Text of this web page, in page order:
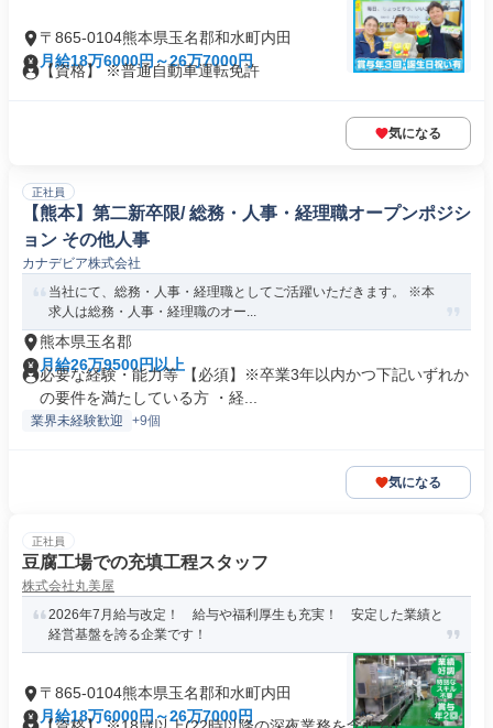
〒865-0104熊本県玉名郡和水町内田
月給18万6000円～26万7000円
【資格】 ※普通自動車運転免許
気になる
正社員
【熊本】第二新卒限/ 総務・人事・経理職オープンポジシ
ョン その他人事
カナデビア株式会社
当社にて、総務・人事・経理職としてご活躍いただきます。 ※本
求人は総務・人事・経理職のオー...
熊本県玉名郡
月給26万9500円以上
必要な経験・能力等 【必須】※卒業3年以内かつ下記いずれか
の要件を満たしている方 ・経...
業界未経験歓迎 +9個
気になる
正社員
豆腐工場での充填工程スタッフ
株式会社丸美屋
2026年7月給与改定！ 給与や福利厚生も充実！ 安定した業績と
経営基盤を誇る企業です！
〒865-0104熊本県玉名郡和水町内田
月給18万6000円～26万7000円